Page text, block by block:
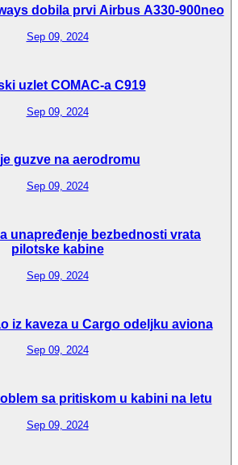
dobila prvi Airbus A330-900neo
Sep 09, 2024
uzlet COMAC-a C919
Sep 09, 2024
guzve na aerodromu
Sep 09, 2024
unapređenje bezbednosti vrata
pilotske kabine
Sep 09, 2024
iz kaveza u Cargo odeljku aviona
Sep 09, 2024
sa pritiskom u kabini na letu
Sep 09, 2024